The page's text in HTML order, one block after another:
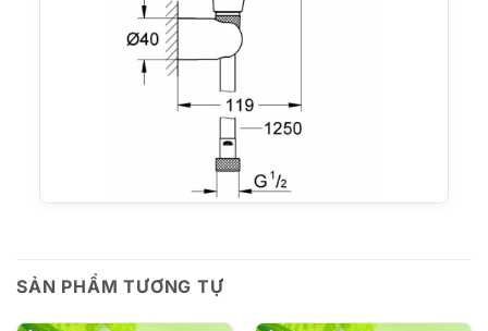
SẢN PHẨM TƯƠNG TỰ